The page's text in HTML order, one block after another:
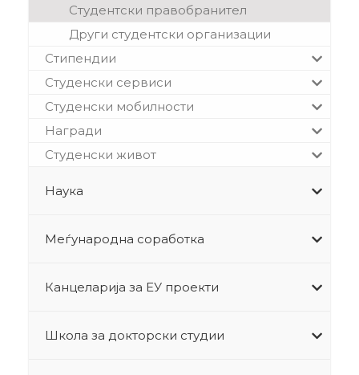
Студентски правобранител
Други студентски организации
Стипендии
Студенски сервиси
Студенски мобилности
Награди
Студенски живот
Наука
Меѓународна соработка
Канцеларија за ЕУ проекти
Школа за докторски студии